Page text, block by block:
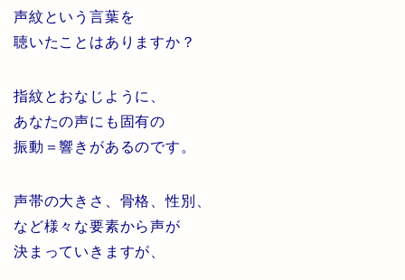
声紋という言葉を
聴いたことはありますか？
指紋とおなじように、
あなたの声にも固有の
振動＝響きがあるのです。
声帯の大きさ、骨格、性別、
など様々な要素から声が
決まっていきますが、